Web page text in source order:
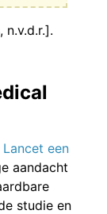
n.v.d.r.].
Lancet een
aandacht
studie en